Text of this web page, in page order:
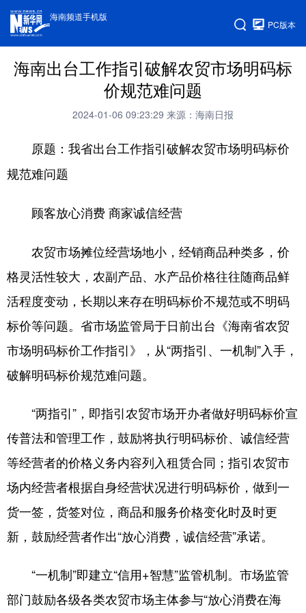
海南频道手机版
PC版本
海南出台工作指引破解农贸市场明码标
价规范难问题
2024-01-06 09:23:29 来源：海南日报
原题：我省出台工作指引破解农贸市场明码标价
规范难问题
顾客放心消费 商家诚信经营
农贸市场摊位经营场地小，经销商品种类多，价
格灵活性较大，农副产品、水产品价格往往随商品鲜
活程度变动，长期以来存在明码标价不规范或不明码
标价等问题。省市场监管局于日前出台《海南省农贸
市场明码标价工作指引》，从“两指引、一机制”入手，
破解明码标价规范难问题。
“两指引”，即指引农贸市场开办者做好明码标价宣
传普法和管理工作，鼓励将执行明码标价、诚信经营
等经营者的价格义务内容列入租赁合同；指引农贸市
场内经营者根据自身经营状况进行明码标价，做到一
货一签，货签对位，商品和服务价格变化时及时更
新，鼓励经营者作出“放心消费，诚信经营”承诺。
“一机制”即建立“信用+智慧”监管机制。市场监管
部门鼓励各级各类农贸市场主体参与“放心消费在海